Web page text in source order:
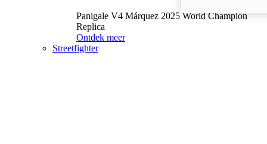
Panigale V4 Márquez 2025 World Champion
Replica
Ontdek meer
Streetfighter